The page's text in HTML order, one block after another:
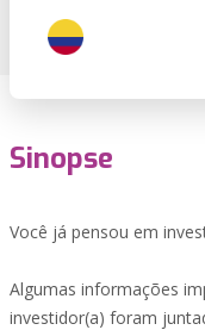
Sinopse
Você já pensou em
Algumas informações
investidor(a) foram